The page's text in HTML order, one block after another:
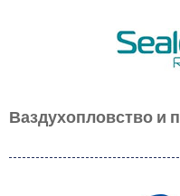
Ваздухопловство и